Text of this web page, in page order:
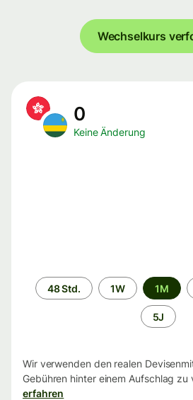
Wechselkurs
0
Keine Änderung
Zeitraum
48 Std. 1W 1M
5J
Wir verwenden den realen
Gebühren hinter einem Aufschlag zu
erfahren